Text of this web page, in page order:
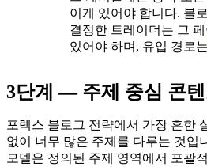
이게 있어야 합니다. 블
결정한 트레이더는 그
있어야 하며, 유입 경로는
3단계 — 주제 중심 콘
포렉스 블로그 전략에서 가장 흔한
없이 너무 많은 주제를 다루는 것입
모델은 정의된 주제 영역에서 포괄